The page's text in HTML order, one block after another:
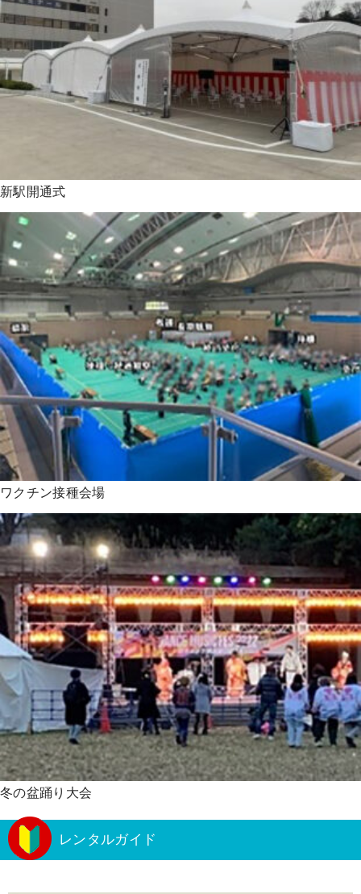
新駅開通式
ワクチン接種会場
冬の盆踊り大会
レンタルガイド